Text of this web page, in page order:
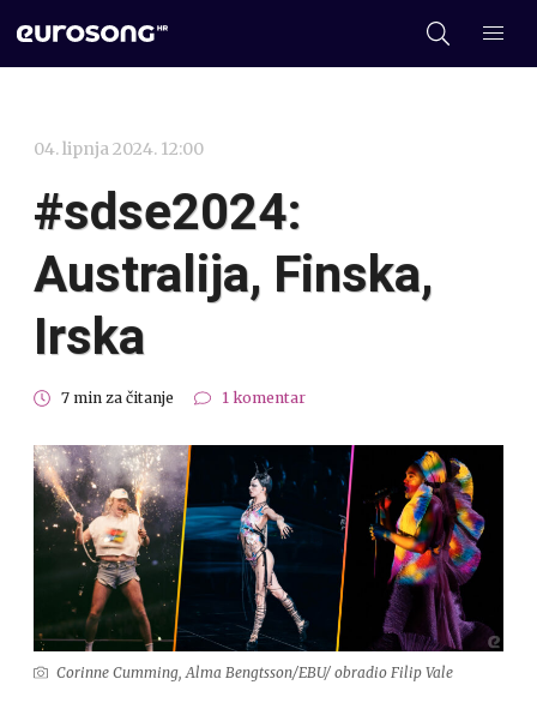
04. lipnja 2024. 12:00
#sdse2024:
Australija, Finska,
Irska
7 min za čitanje 1 komentar
Corinne Cumming, Alma Bengtsson/EBU/ obradio Filip Vale